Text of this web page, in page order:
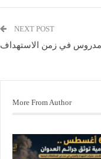
NEXT POST
مدروس في زمن الاستهداف
More From Author